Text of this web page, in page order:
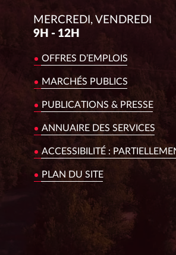
MERCREDI, VENDREDI
9H - 12H
OFFRES D’EMPLOIS
MARCHÉS PUBLICS
PUBLICATIONS & PRESSE
ANNUAIRE DES SERVICES
ACCESSIBILITÉ :
PLAN DU SITE